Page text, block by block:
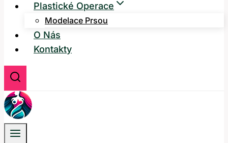
Plastické Operace
Modelace Prsou
O Nás
Kontakty